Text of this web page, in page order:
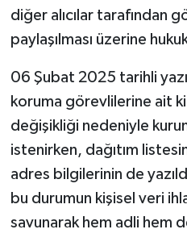
diğer alıcılar tarafından
paylaşılması üzerine
06 Şubat 2025 tarihli
koruma görevlilerine ait
değişikliği nedeniyle
istenirken, dağıtım
adres bilgilerinin de
bu durumun kişisel veri
savunarak hem adli hem